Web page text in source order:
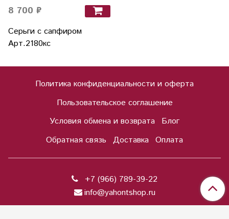
8 700 ₽
Серьги с сапфиром
Арт.2180кс
Политика конфиденциальности и оферта
Пользовательское соглашение
Условия обмена и возврата
Блог
Обратная связь
Доставка Оплата
+7 (966) 789-39-22
info@yahontshop.ru